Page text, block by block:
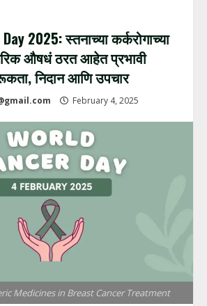
2025: स्तनाच्या कर्करोगाच्या
औषधं ठरत आहेत प्रभावी
निदान आणि उपचार
February 4, 2025
Medicines in Breast Cancer Treatment